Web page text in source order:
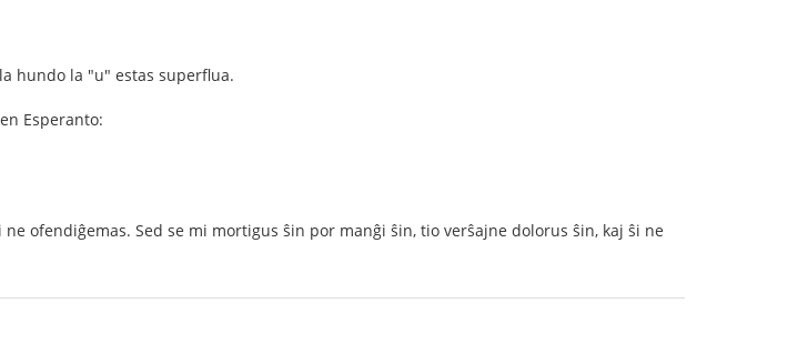
hundo la "u" estas superflua.
Esperanto:
ofendiĝemas. Sed se mi mortigus ŝin por manĝi ŝin, tio verŝajne dolorus ŝin, kaj ŝi ne